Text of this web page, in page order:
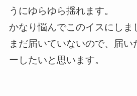
うにゆらゆら揺れます。
かなり悩んでこのイスにしま
まだ届いていないので、届い
ーしたいと思います。